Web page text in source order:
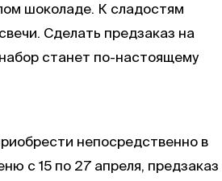
шоколаде. К сладостям
Сделать предзаказ на
станет по-настоящему
непосредственно в
с 15 по 27 апреля, предзаказ